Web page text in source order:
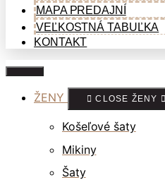
MAPA PREDAJNÍ
VEĽKOSTNÁ TABUĽKA
KONTAKT
ŽENY CLOSE ŽENY
Košeľové šaty
Mikiny
Šaty